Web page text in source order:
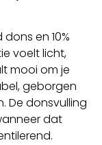
en 10%
voelt licht,
mooi om je
geborgen
De donsvulling
dat